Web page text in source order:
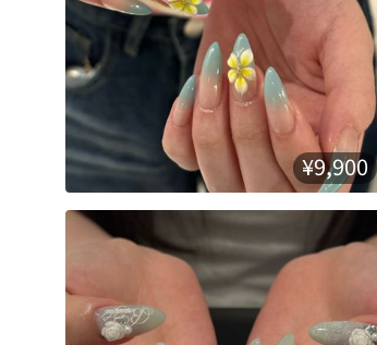
¥9,900